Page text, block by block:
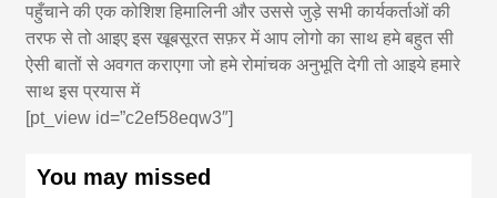
पहुँचाने की एक कोशिश हिमालिनी और उससे जुड़े सभी कार्यकर्ताओं की
तरफ से तो आइए इस खूबसूरत सफ़र में आप लोगो का साथ हमे बहुत सी
ऐसी बातों से अवगत कराएगा जो हमे रोमांचक अनुभूति देगी तो आइये हमारे
साथ इस प्रयास में
[pt_view id=”c2ef58eqw3″]
You may missed